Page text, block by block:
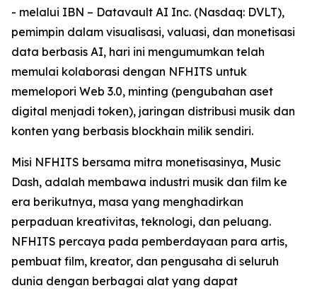
- melalui IBN – Datavault AI Inc. (Nasdaq: DVLT),
pemimpin dalam visualisasi, valuasi, dan monetisasi
data berbasis AI, hari ini mengumumkan telah
memulai kolaborasi dengan NFHITS untuk
memelopori Web 3.0, minting (pengubahan aset
digital menjadi token), jaringan distribusi musik dan
konten yang berbasis blockhain milik sendiri.
Misi NFHITS bersama mitra monetisasinya, Music
Dash, adalah membawa industri musik dan film ke
era berikutnya, masa yang menghadirkan
perpaduan kreativitas, teknologi, dan peluang.
NFHITS percaya pada pemberdayaan para artis,
pembuat film, kreator, dan pengusaha di seluruh
dunia dengan berbagai alat yang dapat